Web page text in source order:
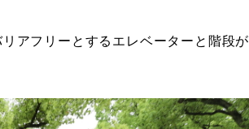
アフリーとするエレベーターと階段が